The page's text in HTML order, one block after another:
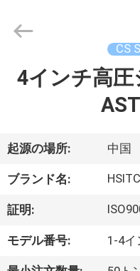
家
製
品
わ
た
2026
Luox
Co.,Ltd.
CS
4インチ高
起源の場所: 中国
ブランド名: HSITC
証明:
モデル番号: 1-4イ